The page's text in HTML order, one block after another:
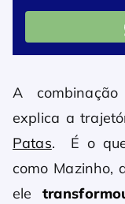
A
explica a
Patas. É o
como Mazinho,
ele